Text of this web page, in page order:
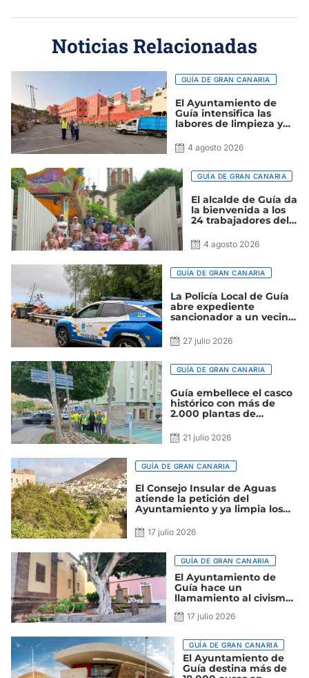
Noticias Relacionadas
GUÍA DE GRAN CANARIA
El Ayuntamiento de
Guía intensifica las
labores de limpieza y
públicos del municipio
4 agosto 2026
GUÍA DE GRAN CANARIA
El alcalde de Guía da
la bienvenida a los
24 trabajadores del
20264 agosto 2026
GUÍA DE GRAN CANARIA
La Policía Local de Guía
abre expediente
sancionador a un vecino
enseres junto a la vía
pública
27 julio 2026
GUÍA DE GRAN CANARIA
Guía embellece el casco
histórico con más de
2.000 plantas de
Fiestas de la Virgen
21 julio 2026
GUÍA DE GRAN CANARIA
El Consejo Insular de Aguas
atiende la petición del
Ayuntamiento y ya limpia los
Guía17 julio 2026
GUÍA DE GRAN CANARIA
El Ayuntamiento de
Guía hace un
llamamiento al civismo
parques y jardines del
17 julio 2026
GUÍA DE GRAN CANARIA
El Ayuntamiento de
Guía destina más de